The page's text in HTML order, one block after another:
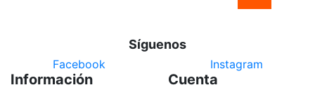
Síguenos
Facebook Instagram
Información Cuenta